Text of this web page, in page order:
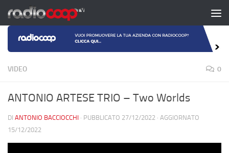
Salta al contenuto
VIDEO 0
ANTONIO ARTESE TRIO – Two Worlds
DI ANTONIO BACCIOCCHI · PUBBLICATO 27/12/2022 · AGGIORNATO
15/12/2022